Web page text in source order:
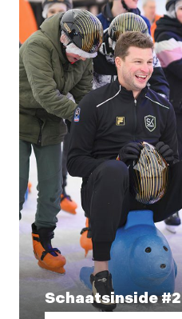
Schaatsinside #2